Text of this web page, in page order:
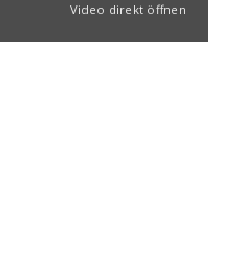
Video direkt öffnen